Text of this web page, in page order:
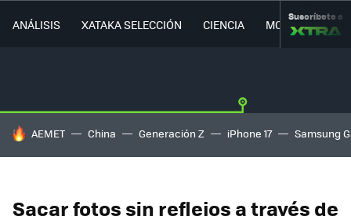
ANÁLISIS XATAKA SELECCIÓN CIENCIA MOVILIDAD
Suscríbete a
HOY SE HABLA DE
AEMET China Generación Z iPhone 17 Samsung
Sacar fotos sin reflejos a través de